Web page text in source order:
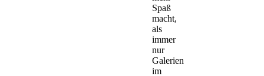
Spaß
macht,
als
immer
nur
Galerien
im